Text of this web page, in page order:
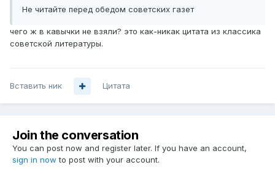
Не читайте перед обедом советских газет
чего ж в кавычки не взяли? это как-никак цитата из классика
советской литературы.
Вставить ник Цитата
Join the conversation
You can post now and register later. If you have an account,
sign in now to post with your account.